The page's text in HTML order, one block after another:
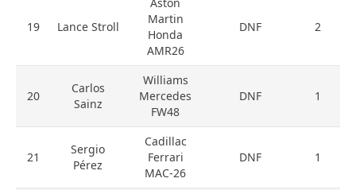
19 Lance Stroll
Martin
Honda
AMR26
DNF 2
20
Carlos
Sainz
Williams
Mercedes
FW48
DNF 1
21
Sergio
Pérez
Cadillac
Ferrari
MAC-26
DNF 1